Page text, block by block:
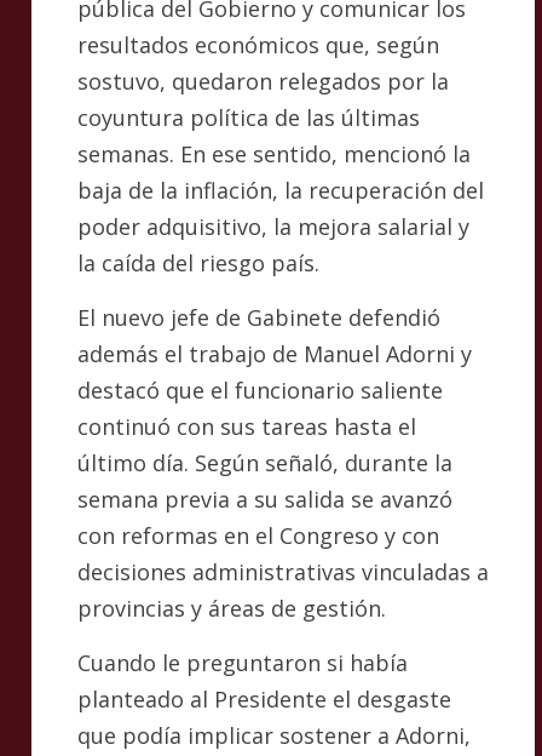
pública del Gobierno y comunicar los
resultados económicos que, según
sostuvo, quedaron relegados por la
coyuntura política de las últimas
semanas. En ese sentido, mencionó la
baja de la inflación, la recuperación del
poder adquisitivo, la mejora salarial y
la caída del riesgo país.
El nuevo jefe de Gabinete defendió
además el trabajo de Manuel Adorni y
destacó que el funcionario saliente
continuó con sus tareas hasta el
último día. Según señaló, durante la
semana previa a su salida se avanzó
con reformas en el Congreso y con
decisiones administrativas vinculadas a
provincias y áreas de gestión.
Cuando le preguntaron si había
planteado al Presidente el desgaste
que podía implicar sostener a Adorni,